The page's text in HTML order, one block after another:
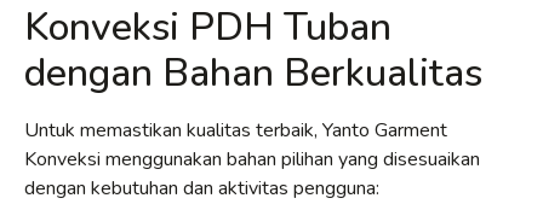
Konveksi PDH Tuban
dengan Bahan Berkualitas
Untuk memastikan kualitas terbaik, Yanto Garment
Konveksi menggunakan bahan pilihan yang disesuaikan
dengan kebutuhan dan aktivitas pengguna: